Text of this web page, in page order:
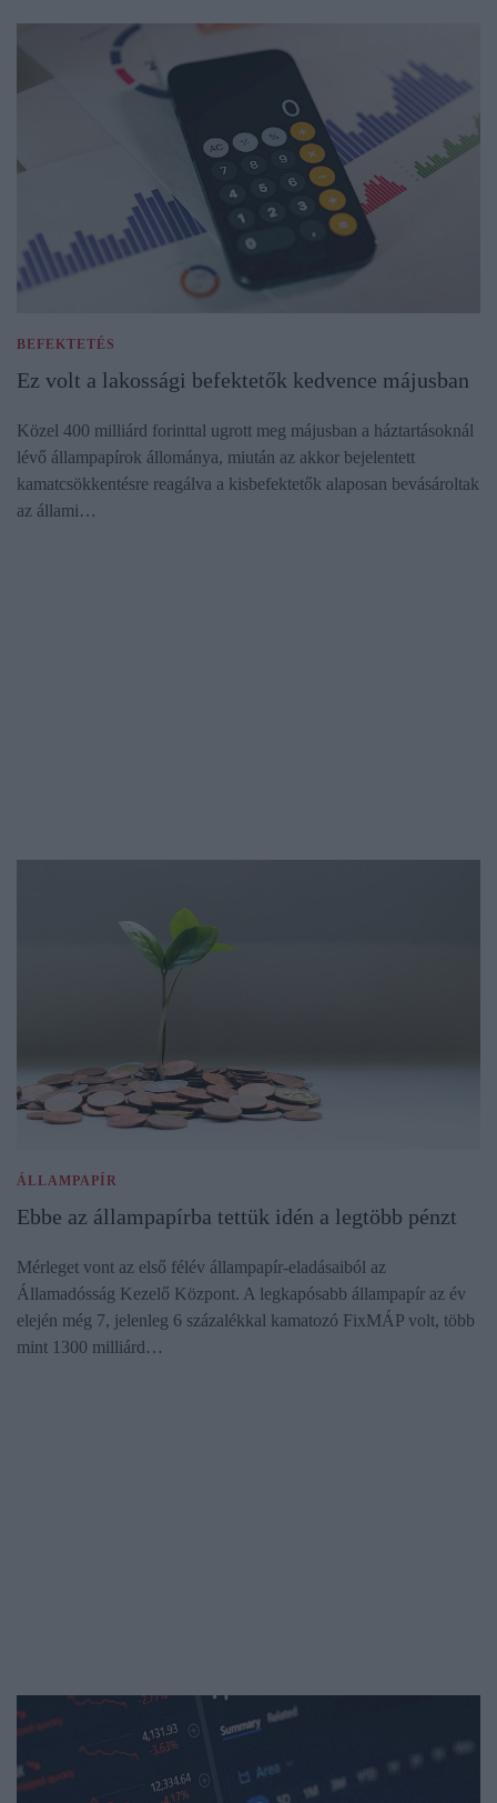
BEFEKTETÉS
Ez volt a lakossági befektetők kedvence májusban
Közel 400 milliárd forinttal ugrott meg májusban a háztartásoknál
lévő állampapírok állománya, miután az akkor bejelentett
kamatcsökkentésre reagálva a kisbefektetők alaposan bevásároltak
az állami…
ÁLLAMPAPÍR
Ebbe az állampapírba tettük idén a legtöbb pénzt
Mérleget vont az első félév állampapír-eladásaiból az
Államadósság Kezelő Központ. A legkapósabb állampapír az év
elején még 7, jelenleg 6 százalékkal kamatozó FixMÁP volt, több
mint 1300 milliárd…